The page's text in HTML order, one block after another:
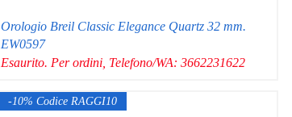
Orologio Breil Classic Elegance Quartz 32 mm.
EW0597
Esaurito. Per ordini, Telefono/WA: 3662231622
-10% Codice RAGGI10